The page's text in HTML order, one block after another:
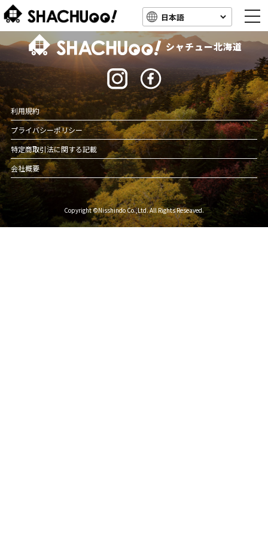
北海道キャンピングカー車中泊スポット情報
シャチュー北海道
利用規約
プライバシーポリシー
特定商取引法に関する記載
会社概要
Copyright ©Nisshindo Co.,Ltd. All Rights Reseaved.